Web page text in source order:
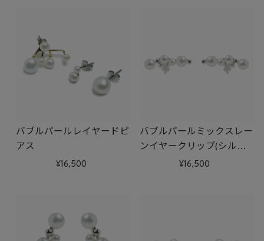
バブルパールレイヤードピ
アス
16,500
バブルパールミックスレー
ンイヤークリップ(シルバ
16,500